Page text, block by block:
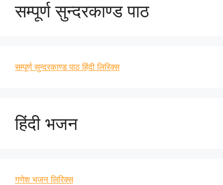
सम्पूर्ण सुन्दरकाण्ड पाठ
सम्पूर्ण सुन्दरकाण्ड पाठ हिंदी लिरिक्स
हिंदी भजन
गणेश भजन लिरिक्स